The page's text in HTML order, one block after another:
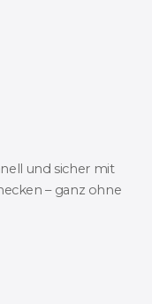
und sicher mit
– ganz ohne